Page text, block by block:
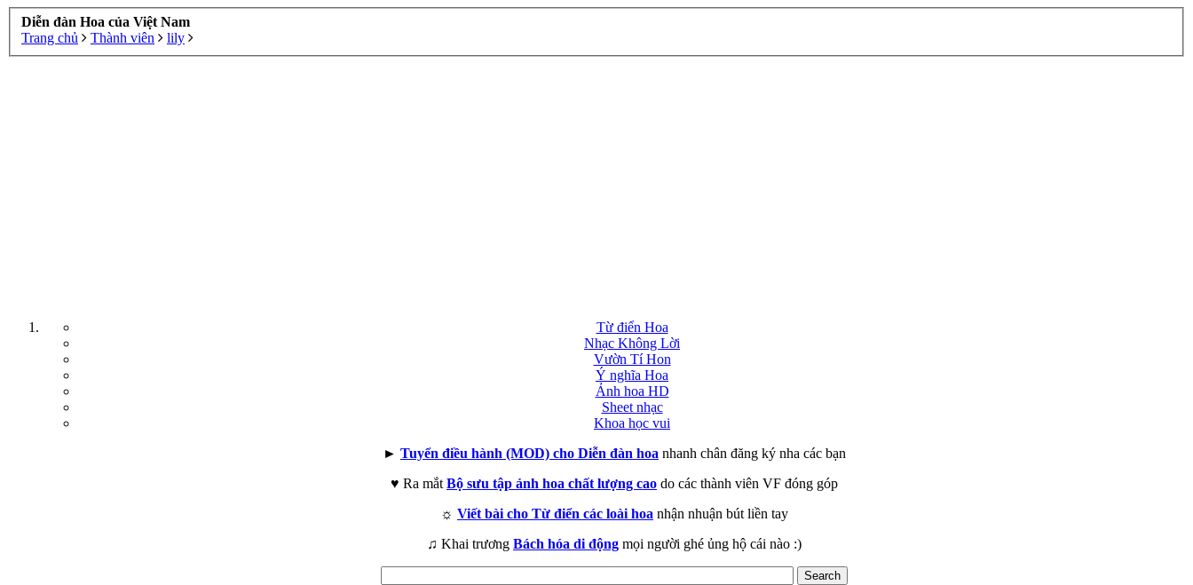
Diễn đàn Hoa của Việt Nam
Trang chủ
Thành viên lily
Từ điển Hoa
Nhạc Không Lời
Vườn Tí Hon
Ý nghĩa Hoa
Ảnh hoa HD
Sheet nhạc
Khoa học vui
► Tuyển điều hành (MOD) cho Diễn đàn hoa nhanh chân đăng ký nha các bạn
♥ Ra mắt Bộ sưu tập ảnh hoa chất lượng cao do các thành viên VF đóng góp
☼ Viết bài cho Từ điển các loài hoa nhận nhuận bút liền tay
♫ Khai trương Bách hóa di động mọi người ghé ủng hộ cái nào :)